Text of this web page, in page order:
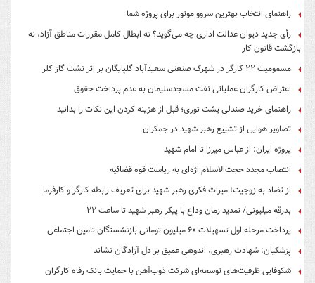
راهنمای انتخاب بهترین سروو موتور برای پروژه شما
رأی جدید دیوان عدالت اداری چه می‌گوید؟ نه ابطال کامل مقررات مناطق آزاد، نه
بازگشت قانون کار
مسمومیت ۲۲ کارگر در شهرک صنعتی سعیدآباد گلپایگان بر اثر نشت گاز کلر
اعتراض کارگران عملیاتی نفت مسجدسلیمان به عدم پرداخت حقوق
راهنمای خرید صندلی پشت توری؛ قبل از هزینه کردن این نکات را بدانید
تصاویر هوایی از تشییع رهبر شهید در جمکران
پروژه ایران: از عباس میرزا تا امام شهید
انتصاب مجدد حجت‌الاسلام اژه‌ای به ریاست قوه‌ قضائیه
از تضاد به زوجیت؛ میراث فکری رهبر شهید برای تعریف رابطه کارگر و کارفرما
بدرقه میلیونی/ تمدید زمان وداع با پیکر رهبر شهید تا ساعت ۲۲
پرداخت مرحله اول تسهیلات ۶۰ میلیون تومانی بازنشستگان تامین اجتماعی
پزشکیان: شهادت رهبری، اندوهی عمیق بر دل آزادگان نشاند
شکوفایی ظرفیت‌های توسعه‌ای شرکت ذوب‌آهن با حمایت‌ بانک رفاه کارگران